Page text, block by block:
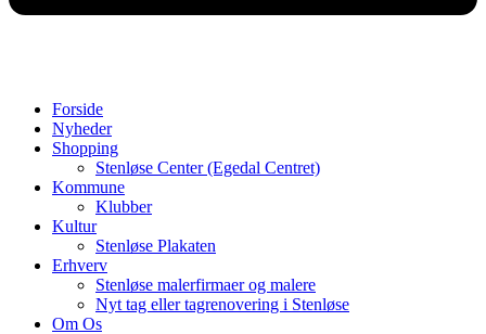
Forside
Nyheder
Shopping
Stenløse Center (Egedal Centret)
Kommune
Klubber
Kultur
Stenløse Plakaten
Erhverv
Stenløse malerfirmaer og malere
Nyt tag eller tagrenovering i Stenløse
Om Os